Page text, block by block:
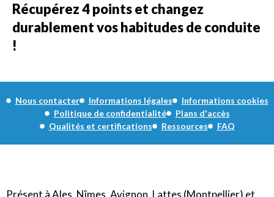
Récupérez 4 points et changez
durablement vos habitudes de conduite
!
Nous contacter Informations légales
Informations cookies
Politique de confidentialité
Plans d'accès
Qualités et certifications
Ressources FAQ
Présent à Ales, Nîmes, Avignon, Lattes (Montpellier) et